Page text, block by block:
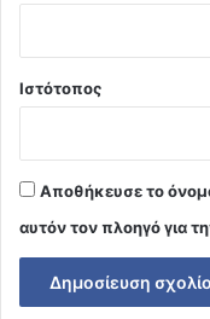
Ιστότοπος
Αποθήκευσε το
αυτόν τον πλοηγό για